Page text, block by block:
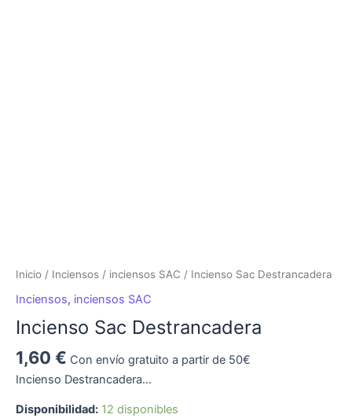
Inicio / Inciensos / inciensos SAC / Incienso Sac Destrancadera
Inciensos, inciensos SAC
Incienso Sac Destrancadera
1,60 € Con envío gratuito a partir de 50€
Incienso Destrancadera…
Disponibilidad: 12 disponibles